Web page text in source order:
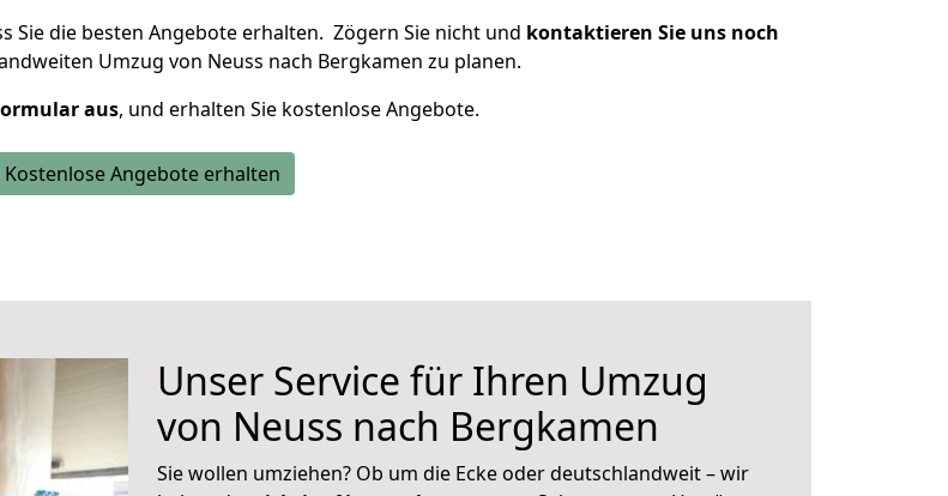
Sie die besten Angebote erhalten. Zögern Sie nicht und kontaktieren Sie uns noch
Umzug von Neuss nach Bergkamen zu planen.
aus, und erhalten Sie kostenlose Angebote.
Kostenlose Angebote erhalten
Unser Service für Ihren Umzug
von Neuss nach Bergkamen
Sie wollen umziehen? Ob um die Ecke oder deutschlandweit – wir